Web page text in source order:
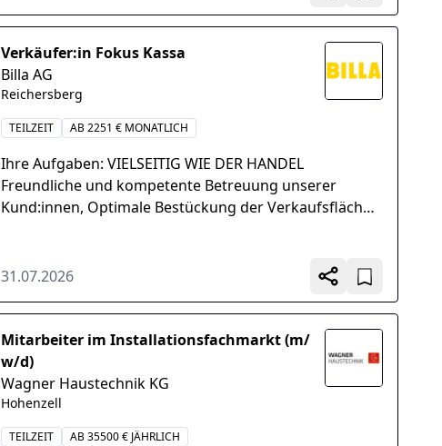
Verkäufer:in Fokus Kassa
Billa AG
Reichersberg
TEILZEIT AB 2251 € MONATLICH
Ihre Aufgaben: VIELSEITIG WIE DER HANDEL
Freundliche und kompetente Betreuung unserer
Kund:innen, Optimale Bestückung der Verkaufsflächen
31.07.2026
Mitarbeiter im Installationsfachmarkt (m/
w/d)
Wagner Haustechnik KG
Hohenzell
TEILZEIT AB 35500 € JÄHRLICH